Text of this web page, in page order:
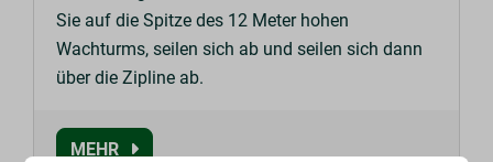
Sie auf die Spitze des 12 Meter hohen
Wachturms, seilen sich ab und seilen sich dann
über die Zipline ab.
MEHR